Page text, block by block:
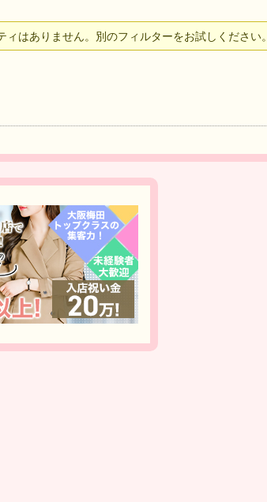
はありません。別のフィルターをお試しください。